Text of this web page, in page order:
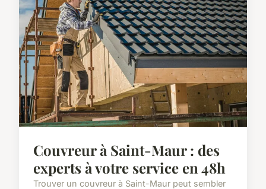
Couvreur à Saint-Maur : des
experts à votre service en 48h
Trouver un couvreur à Saint-Maur peut sembler